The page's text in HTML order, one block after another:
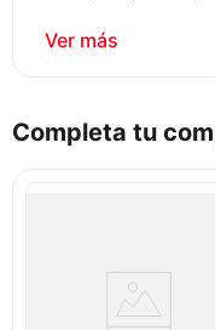
Entre las ventajas
rincones y tapicería,
superficies sensibles
más incrustada. La
depósito a medio
separar el polvo del
lavable. Con
está diseñada para
eficacia pelos, migas
Completa tu